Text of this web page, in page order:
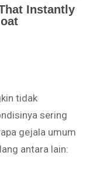
tidak
sering
gejala umum
antara lain: